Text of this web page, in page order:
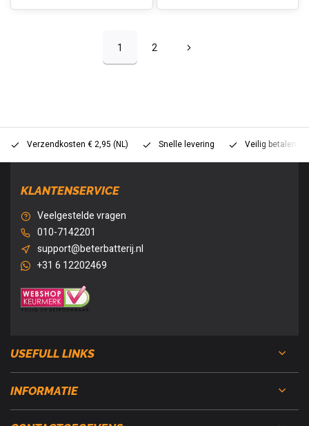
1 2
Verzendkosten € 2,95 (NL) Snelle levering Veilig betalen
KLANTENSERVICE
Veelgestelde vragen
010-7142201
support@beterbatterij.nl
+31 6 12202469
USEFULL LINKS
INFORMATIE